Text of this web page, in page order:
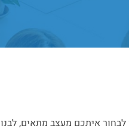
לבחור איתכם מעצב מתאים,